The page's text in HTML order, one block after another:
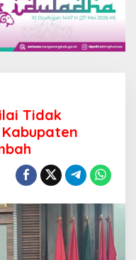
Tidak
Kabupaten